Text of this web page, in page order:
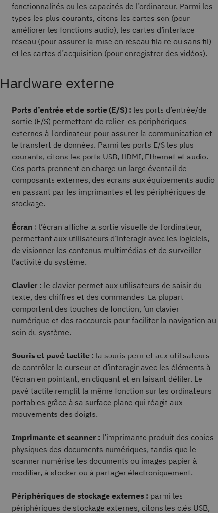
fonctionnalités ou les capacités de l’ordinateur. Parmi les
types les plus courants, citons les cartes son (pour
améliorer les fonctions audio), les cartes d’interface
réseau (pour assurer la mise en réseau filaire ou sans fil)
et les cartes d’acquisition (pour enregistrer des vidéos).
Hardware externe
Ports d’entrée et de sortie (E/S) : les ports d’entrée/de
sortie (E/S) permettent de relier les périphériques
externes à l’ordinateur pour assurer la communication et
le transfert de données. Parmi les ports E/S les plus
courants, citons les ports USB, HDMI, Ethernet et audio.
Ces ports prennent en charge un large éventail de
composants externes, des écrans aux équipements audio
en passant par les imprimantes et les périphériques de
stockage.
Écran : l’écran affiche la sortie visuelle de l’ordinateur,
permettant aux utilisateurs d’interagir avec les logiciels,
de visionner les contenus multimédias et de surveiller
l’activité du système.
Clavier : le clavier permet aux utilisateurs de saisir du
texte, des chiffres et des commandes. La plupart
comportent des touches de fonction, ’un clavier
numérique et des raccourcis pour faciliter la navigation au
sein du système.
Souris et pavé tactile : la souris permet aux utilisateurs
de contrôler le curseur et d’interagir avec les éléments à
l’écran en pointant, en cliquant et en faisant défiler. Le
pavé tactile remplit la même fonction sur les ordinateurs
portables grâce à sa surface plane qui réagit aux
mouvements des doigts.
Imprimante et scanner : l’imprimante produit des copies
physiques des documents numériques, tandis que le
scanner numérise les documents ou images papier à
modifier, à stocker ou à partager électroniquement.
Périphériques de stockage externes : parmi les
périphériques de stockage externes, citons les clés USB,